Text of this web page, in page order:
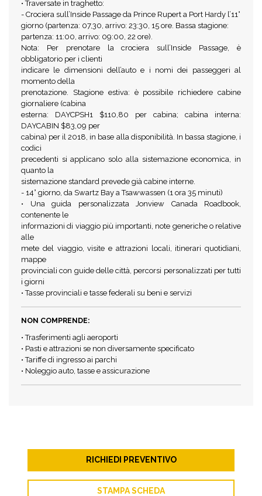
• Traversate in traghetto:
- Crociera sull’Inside Passage da Prince Rupert a Port Hardy l’11°
giorno (partenza: 07,30, arrivo: 23:30, 15 ore. Bassa stagione:
partenza: 11:00, arrivo: 09:00, 22 ore).
Nota: Per prenotare la crociera sull’Inside Passage, è
obbligatorio per i clienti
indicare le dimensioni dell’auto e i nomi dei passeggeri al
momento della
prenotazione. Stagione estiva: è possibile richiedere cabine
giornaliere (cabina
esterna: DAYCPSH1 $110,80 per cabina; cabina interna:
DAYCABIN $83,09 per
cabina) per il 2018, in base alla disponibilità. In bassa stagione, i
codici
precedenti si applicano solo alla sistemazione economica, in
quanto la
sistemazione standard prevede già cabine interne.
- 14° giorno, da Swartz Bay a Tsawwassen (1 ora 35 minuti)
• Una guida personalizzata Jonview Canada Roadbook,
contenente le
informazioni di viaggio più importanti, note generiche o relative
alle
mete del viaggio, visite e attrazioni locali, itinerari quotidiani,
mappe
provinciali con guide delle città, percorsi personalizzati per tutti
i giorni
• Tasse provinciali e tasse federali su beni e servizi
NON COMPRENDE:
• Trasferimenti agli aeroporti
• Pasti e attrazioni se non diversamente specificato
• Tariffe di ingresso ai parchi
• Noleggio auto, tasse e assicurazione
RICHIEDI PREVENTIVO
STAMPA SCHEDA